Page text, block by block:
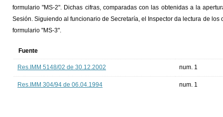
formulario "MS-2". Dichas cifras, comparadas con las obtenidas a la
Sesión. Siguiendo al funcionario de Secretaría, el Inspector da lectura de
formulario "MS-3".
Fuente
Res.IMM 5148/02 de 30.12.2002 num. 1
Res.IMM 304/94 de 06.04.1994 num. 1